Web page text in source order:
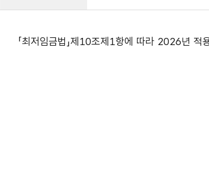
「최저임금법」제10조제1항에 따라 2026년